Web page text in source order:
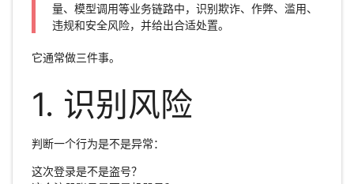
量、模型调用等业务链路中，识别欺诈、作弊、滥用、
违规和安全风险，并给出合适处置。
它通常做三件事。
1. 识别风险
判断一个行为是不是异常：
这次登录是不是盗号？